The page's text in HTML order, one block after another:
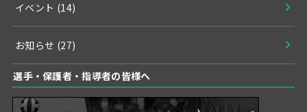
イベント (14)
お知らせ (27)
選手・保護者・指導者の皆様へ